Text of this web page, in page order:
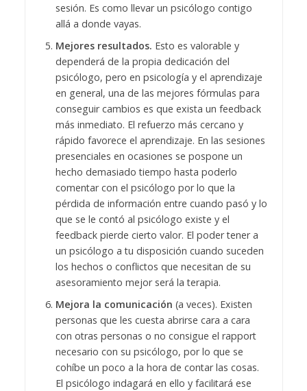
sesión. Es como llevar un psicólogo contigo
allá a donde vayas.
Mejores resultados. Esto es valorable y
dependerá de la propia dedicación del
psicólogo, pero en psicología y el aprendizaje
en general, una de las mejores fórmulas para
conseguir cambios es que exista un feedback
más inmediato. El refuerzo más cercano y
rápido favorece el aprendizaje. En las sesiones
presenciales en ocasiones se pospone un
hecho demasiado tiempo hasta poderlo
comentar con el psicólogo por lo que la
pérdida de información entre cuando pasó y lo
que se le contó al psicólogo existe y el
feedback pierde cierto valor. El poder tener a
un psicólogo a tu disposición cuando suceden
los hechos o conflictos que necesitan de su
asesoramiento mejor será la terapia.
Mejora la comunicación (a veces). Existen
personas que les cuesta abrirse cara a cara
con otras personas o no consigue el rapport
necesario con su psicólogo, por lo que se
cohíbe un poco a la hora de contar las cosas.
El psicólogo indagará en ello y facilitará ese